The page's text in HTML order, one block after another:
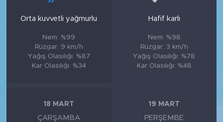
Orta kuvvetli yağmurlu
Nem: %99
Rüzgar: 9 km/h
Yağış Olasılığı: %87
Kar Olasılığı: %34
Hafif karlı
Nem: %98
Rüzgar: 3 km/h
Yağış Olasılığı: %78
Kar Olasılığı: %48
18 MART
ÇARŞAMBA
19 MART
PERŞEMBE